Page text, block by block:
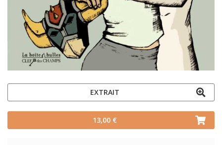
EXTRAIT
13,00 €